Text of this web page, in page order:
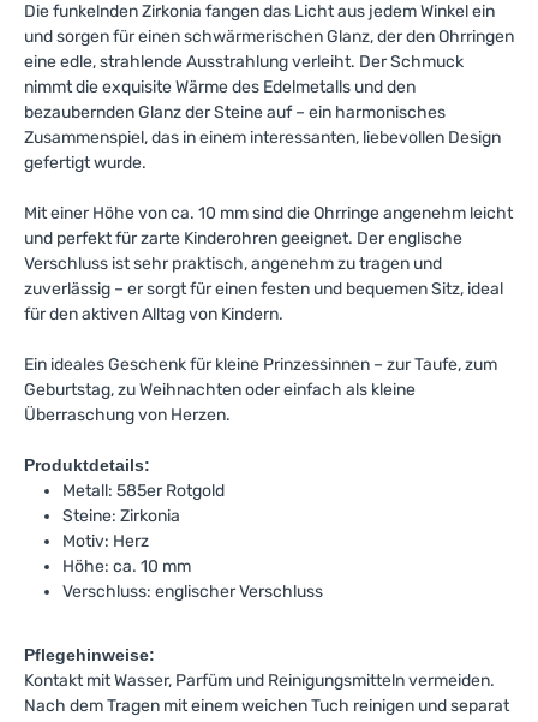
Die funkelnden Zirkonia fangen das Licht aus jedem Winkel ein
und sorgen für einen schwärmerischen Glanz, der den Ohrringen
eine edle, strahlende Ausstrahlung verleiht. Der Schmuck
nimmt die exquisite Wärme des Edelmetalls und den
bezaubernden Glanz der Steine auf – ein harmonisches
Zusammenspiel, das in einem interessanten, liebevollen Design
gefertigt wurde.
Mit einer Höhe von ca. 10 mm sind die Ohrringe angenehm leicht
und perfekt für zarte Kinderohren geeignet. Der englische
Verschluss ist sehr praktisch, angenehm zu tragen und
zuverlässig – er sorgt für einen festen und bequemen Sitz, ideal
für den aktiven Alltag von Kindern.
Ein ideales Geschenk für kleine Prinzessinnen – zur Taufe, zum
Geburtstag, zu Weihnachten oder einfach als kleine
Überraschung von Herzen.
Produktdetails:
Metall: 585er Rotgold
Steine: Zirkonia
Motiv: Herz
Höhe: ca. 10 mm
Verschluss: englischer Verschluss
Pflegehinweise:
Kontakt mit Wasser, Parfüm und Reinigungsmitteln vermeiden.
Nach dem Tragen mit einem weichen Tuch reinigen und separat